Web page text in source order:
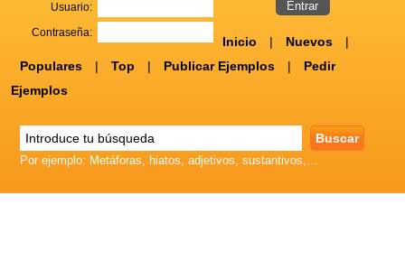
Usuario:
Contraseña:
Inicio | Nuevos
|
Populares
| Top | Publicar Ejemplos |
Pedir
Ejemplos
Por ejemplo: Metáforas, hiatos, adjetivos, sustantivos,...